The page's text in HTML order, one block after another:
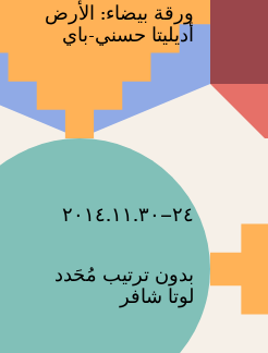
ورقة بيضاء: الأرض
أديليتا حسني-باي
٢٤–٢٠١٤.١١.٣٠
لوتا شافر